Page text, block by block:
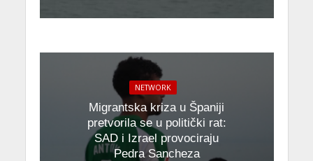
NETWORK
Migrantska kriza u Španiji
pretvorila se u politički rat:
SAD i Izrael provociraju
Pedra Sancheza